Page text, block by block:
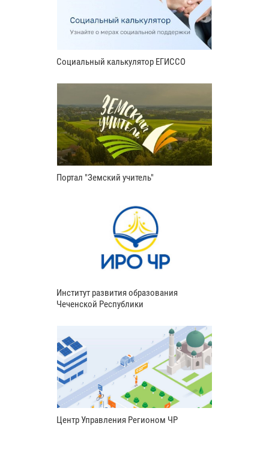
Социальный калькулятор ЕГИССО
Портал "Земский учитель"
Институт развития образования
Чеченской Республики
Центр Управления Регионом ЧР